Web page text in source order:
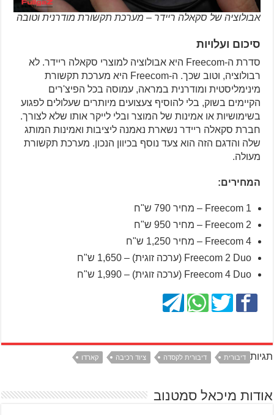
אבולוציה של סקאלה ריידר – מערכת תקשורת מודרנית וטובה
סיכום ועלויות
סדרת ה-Freecom היא אבולוציה למוצרי סקאלה ריידר. לא
רבולוציה, וטוב שכך. ה-Freecom היא מערכת תקשורת
מינימליסטית ומודרנית במראה, עמוסה בכל הפיצ'רים
הקיימים בשוק, בלי להוסיף צעצועים מיותרים שעלולים לפגוע
בשימושיות או אמינות של המוצר ובלי לייקר אותו שלא לצורך.
חברת סקאלה ריידר נשארת נאמנה ליציבות ואמינות המותג
שלה והדגם הזה הוא צעד נוסף בכיוון הנכון. מערכת תקשורת
מעולה.
המחירים:
Freecom 1 – מחיר 790 ש"ח
Freecom 2 – מחיר 950 ש"ח
Freecom 4 – מחיר 1,250 ש"ח
Freecom 2 Duo (ערכה זוגית) – 1,650 ש"ח
Freecom 4 Duo (ערכה זוגית) – 1,990 ש"ח
תגיות דיבורית דיבורית לקסדה ציוד רכיבה קארדו
אודות מיכאל סמטנוב